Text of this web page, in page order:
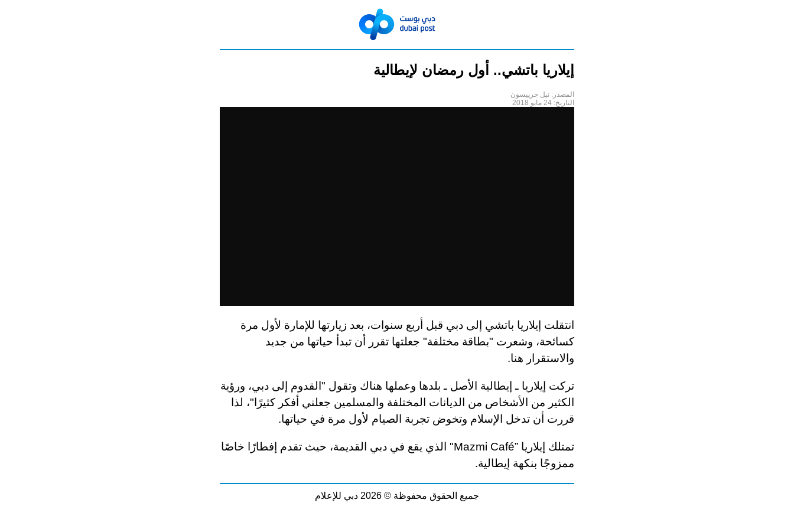
إيلاريا باتشي.. أول رمضان لإيطالية
المصدر: نيل جرييسون
التاريخ: 24 مايو 2018
انتقلت إيلاريا باتشي إلى دبي قبل أربع سنوات، بعد زيارتها للإمارة لأول مرة
كسائحة، وشعرت "بطاقة مختلفة" جعلتها تقرر أن تبدأ حياتها من جديد
والاستقرار هنا.
تركت إيلاريا ـ إيطالية الأصل ـ بلدها وعملها هناك وتقول "القدوم إلى دبي، ورؤية
الكثير من الأشخاص من الديانات المختلفة والمسلمين جعلني أفكر كثيرًا"، لذا
قررت أن تدخل الإسلام وتخوض تجربة الصيام لأول مرة في حياتها.
تمتلك إيلاريا Mazmi Café”" الذي يقع في دبي القديمة، حيث تقدم إفطارًا خاصًا
ممزوجًا بنكهة إيطالية.
جميع الحقوق محفوظة © 2026 دبي للإعلام